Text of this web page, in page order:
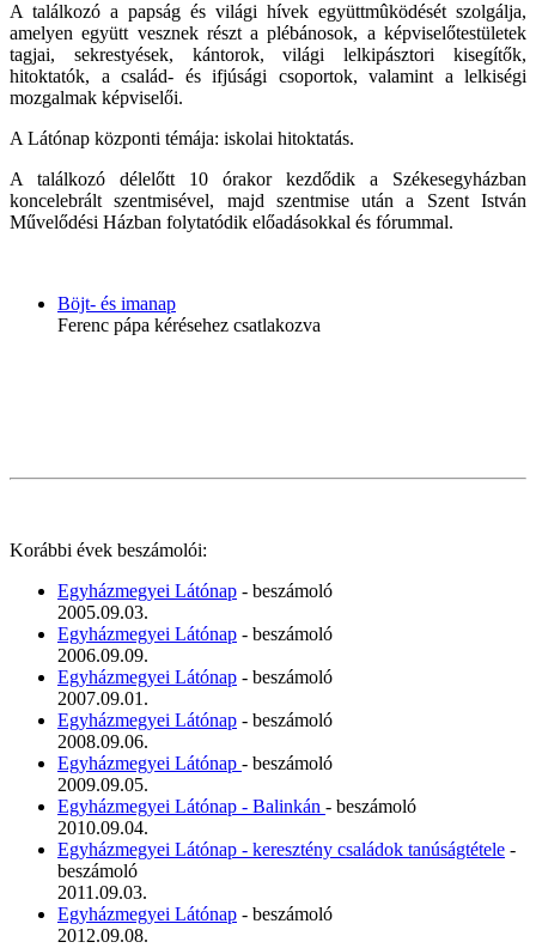
A találkozó a papság és világi hívek együttmûködését szolgálja,
amelyen együtt vesznek részt a plébánosok, a képviselőtestületek
tagjai, sekrestyések, kántorok, világi lelkipásztori kisegítők,
hitoktatók, a család- és ifjúsági csoportok, valamint a lelkiségi
mozgalmak képviselői.
A Látónap központi témája: iskolai hitoktatás.
A találkozó délelőtt 10 órakor kezdődik a Székesegyházban
koncelebrált szentmisével, majd szentmise után a Szent István
Művelődési Házban folytatódik előadásokkal és fórummal.
Böjt- és imanap
Ferenc pápa kérésehez csatlakozva
Korábbi évek beszámolói:
Egyházmegyei Látónap - beszámoló
2005.09.03.
Egyházmegyei Látónap - beszámoló
2006.09.09.
Egyházmegyei Látónap - beszámoló
2007.09.01.
Egyházmegyei Látónap - beszámoló
2008.09.06.
Egyházmegyei Látónap - beszámoló
2009.09.05.
Egyházmegyei Látónap - Balinkán - beszámoló
2010.09.04.
Egyházmegyei Látónap - keresztény családok tanúságtétele -
beszámoló
2011.09.03.
Egyházmegyei Látónap - beszámoló
2012.09.08.